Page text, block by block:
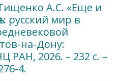
А.С. «Еще и
русский мир в
на-Дону:
РАН, 2026. – 232 с. –
4.